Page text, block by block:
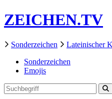
ZEICHEN.TV
Sonderzeichen
Lateinischer
Sonderzeichen
Emojis